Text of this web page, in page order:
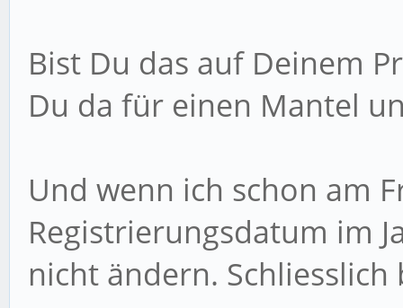
Bist Du das auf Deinem
Du da für einen Mantel
Und wenn ich schon am
Registrierungsdatum im
nicht ändern.